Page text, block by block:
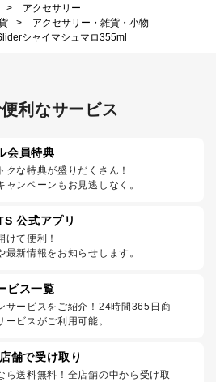
>
アクセサリー
>
アクセサリー・雑貨・小物
シャイマシュマロ355ml
利なサービス
会員特典
クな特典が盛りだくさん！
ャンペーンもお見逃しなく。
公式アプリ
けて便利！
最新情報をお知らせします。
ビス一覧
サービスをご紹介！24時間365日商
ービスがご利用可能。
舗で受け取り
ら送料無料！全店舗の中から受け取